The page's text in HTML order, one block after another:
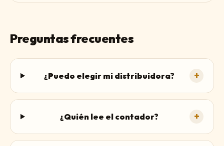
Preguntas frecuentes
¿Puedo elegir mi distribuidora? +
¿Quién lee el contador? +